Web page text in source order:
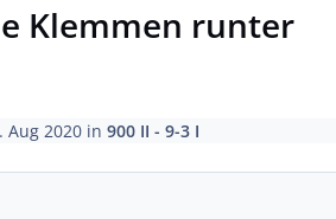
Klemmen runter
Aug 2020in 900 II - 9-3 I